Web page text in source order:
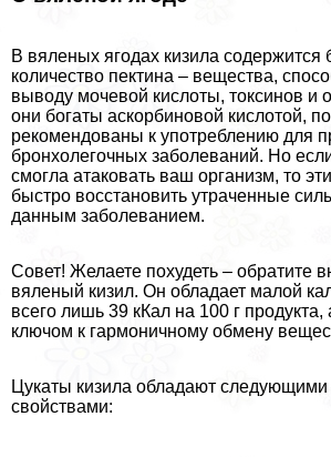
В вяленых ягодах кизила содержится
количество пектина – вещества,
выводу мочевой кислоты, токсинов и
они богаты аскорбиновой кислотой,
рекомендованы к употрeблению для
бронхолегочных заболеваний. Но
смогла атаковать ваш организм, то
быстро восстановить утраченные
данным заболеванием.
Совет! Желаете похудеть – обратите
вяленый кизил. Он обладает малой
всего лишь 39 кКал на 100 г продукта,
ключом к гармоничному обмену
Цукаты кизила обладают
свойствами: